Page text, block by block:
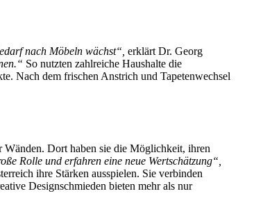
nach Möbeln wächst“, erklärt Dr. Georg
So nutzten zahlreiche Haushalte die
Nach dem frischen Anstrich und Tapetenwechsel
Wänden. Dort haben sie die Möglichkeit, ihren
Rolle und erfahren eine neue Wertschätzung“,
ihre Stärken ausspielen. Sie verbinden
Designschmieden bieten mehr als nur